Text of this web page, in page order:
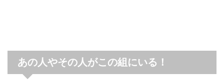
あの人やその人がこの組にいる！